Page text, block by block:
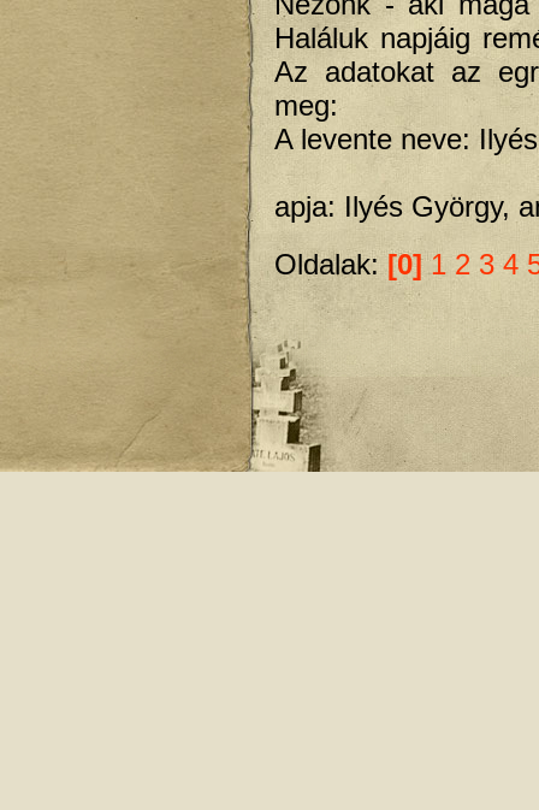
Haláluk napjáig
Az adatokat az
meg:
A levente neve:
apja: Ilyés György,
Oldalak: [0] 1 2 3 4